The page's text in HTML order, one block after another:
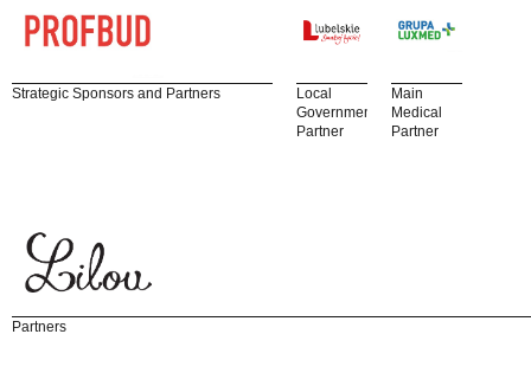
Strategic Sponsors and Partners
Local
Government
Partner
Main
Medical
Partner
Partners